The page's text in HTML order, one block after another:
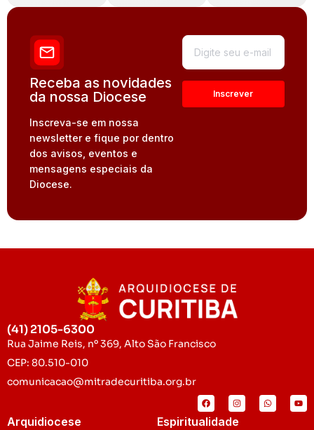
Receba as novidades
da nossa Diocese
Inscreva-se em nossa
newsletter e fique por dentro
dos avisos, eventos e
mensagens especiais da
Diocese.
(41) 2105-6300
Rua Jaime Reis, nº 369, Alto São Francisco
CEP: 80.510-010
comunicacao@mitradecuritiba.org.br
Arquidiocese
Espiritualidade